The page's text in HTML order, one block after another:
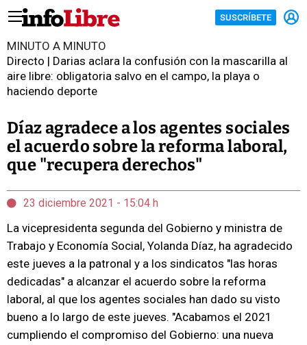
SUSCRÍBETE
MINUTO A MINUTO
Directo | Darias aclara la confusión con la mascarilla al
aire libre: obligatoria salvo en el campo, la playa o
haciendo deporte
Díaz agradece a los agentes sociales
el acuerdo sobre la reforma laboral,
que "recupera derechos"
23 diciembre 2021 - 15:04 h
La vicepresidenta segunda del Gobierno y ministra de
Trabajo y Economía Social, Yolanda Díaz, ha agradecido
este jueves a la patronal y a los sindicatos "las horas
dedicadas" a alcanzar el acuerdo sobre la reforma
laboral, al que los agentes sociales han dado su visto
bueno a lo largo de este jueves. "Acabamos el 2021
cumpliendo el compromiso del Gobierno: una nueva